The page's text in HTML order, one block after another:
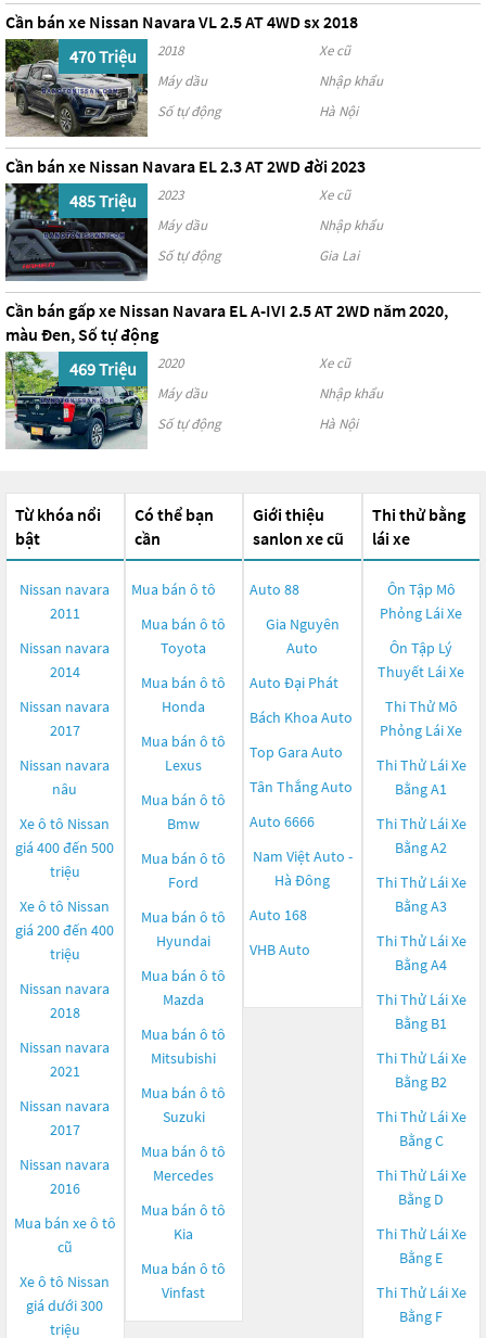
Cần bán xe Nissan Navara VL 2.5 AT 4WD sx 2018
470 Triệu
2018
Xe cũ
Máy dầu
Nhập khẩu
Số tự động
Hà Nội
Cần bán xe Nissan Navara EL 2.3 AT 2WD đời 2023
485 Triệu
2023
Xe cũ
Máy dầu
Nhập khẩu
Số tự động
Gia Lai
Cần bán gấp xe Nissan Navara EL A-IVI 2.5 AT 2WD năm 2020,
màu Đen, Số tự động
469 Triệu
2020
Xe cũ
Máy dầu
Nhập khẩu
Số tự động
Hà Nội
Từ khóa nổi
bật
Nissan navara
2011
Nissan navara
2014
Nissan navara
2017
Nissan navara
nâu
Xe ô tô Nissan
giá 400 đến 500
triệu
Xe ô tô Nissan
giá 200 đến 400
triệu
Nissan navara
2018
Nissan navara
2021
Nissan navara
2017
Nissan navara
2016
Mua bán xe ô tô
cũ
Xe ô tô Nissan
giá dưới 300
triệu
Có thể bạn
cần
Mua bán ô tô
Mua bán ô tô
Toyota
Mua bán ô tô
Honda
Mua bán ô tô
Lexus
Mua bán ô tô
Bmw
Mua bán ô tô
Ford
Mua bán ô tô
Hyundai
Mua bán ô tô
Mazda
Mua bán ô tô
Mitsubishi
Mua bán ô tô
Suzuki
Mua bán ô tô
Mercedes
Mua bán ô tô
Kia
Mua bán ô tô
Vinfast
Giới thiệu
sanlon xe cũ
Auto 88
Gia Nguyên
Auto
Auto Đại Phát
Bách Khoa Auto
Top Gara Auto
Tân Thắng Auto
Auto 6666
Nam Việt Auto -
Hà Đông
Auto 168
VHB Auto
Thi thử bằng
lái xe
Ôn Tập Mô
Phỏng Lái Xe
Ôn Tập Lý
Thuyết Lái Xe
Thi Thử Mô
Phỏng Lái Xe
Thi Thử Lái Xe
Bằng A1
Thi Thử Lái Xe
Bằng A2
Thi Thử Lái Xe
Bằng A3
Thi Thử Lái Xe
Bằng A4
Thi Thử Lái Xe
Bằng B1
Thi Thử Lái Xe
Bằng B2
Thi Thử Lái Xe
Bằng C
Thi Thử Lái Xe
Bằng D
Thi Thử Lái Xe
Bằng E
Thi Thử Lái Xe
Bằng F